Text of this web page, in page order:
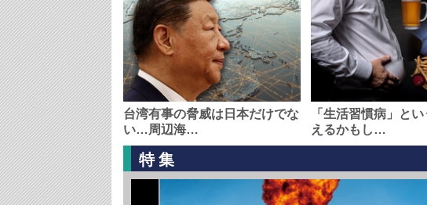
台湾有事の脅威は日本だけでな
い…周辺海…
「生活習慣病」と
えるかもし…
特集